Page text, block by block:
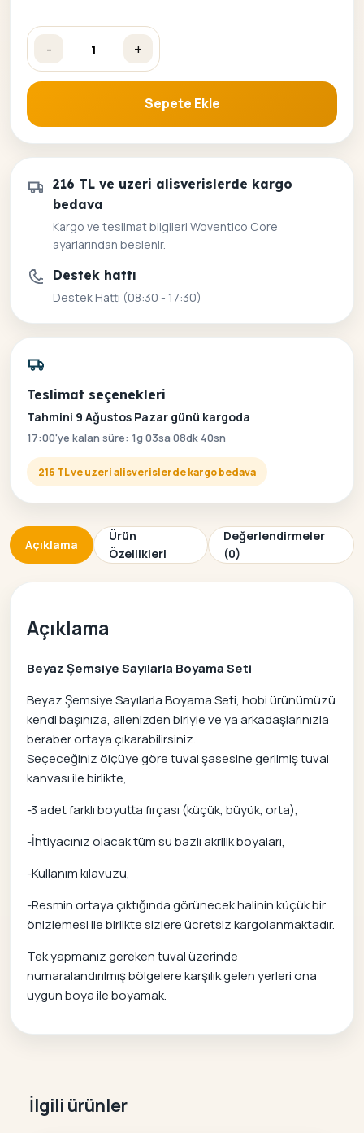
-
Beyaz Şemsiye Sayılarla Boyama Seti adet
+
Sepete Ekle
216 TL ve uzeri alisverislerde kargo
bedava
Kargo ve teslimat bilgileri Woventico Core
ayarlarından beslenir.
Destek hattı
Destek Hattı (08:30 - 17:30)
Teslimat seçenekleri
Tahmini 9 Ağustos Pazar günü kargoda
17:00'ye kalan süre: 1g 03sa 08dk 40sn
216 TL ve uzeri alisverislerde kargo bedava
Açıklama
Ürün
Özellikleri
Değerlendirmeler
(0)
Açıklama
Beyaz Şemsiye Sayılarla Boyama Seti
Beyaz Şemsiye Sayılarla Boyama Seti, hobi ürünümüzü
kendi başınıza, ailenizden biriyle ve ya arkadaşlarınızla
beraber ortaya çıkarabilirsiniz.
Seçeceğiniz ölçüye göre tuval şasesine gerilmiş tuval
kanvası ile birlikte,
-3 adet farklı boyutta fırçası (küçük, büyük, orta),
-İhtiyacınız olacak tüm su bazlı akrilik boyaları,
-Kullanım kılavuzu,
-Resmin ortaya çıktığında görünecek halinin küçük bir
önizlemesi ile birlikte sizlere ücretsiz kargolanmaktadır.
Tek yapmanız gereken tuval üzerinde
numaralandırılmış bölgelere karşılık gelen yerleri ona
uygun boya ile boyamak.
İlgili ürünler